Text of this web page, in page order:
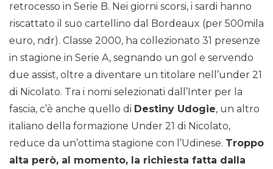
retrocesso in Serie B. Nei giorni scorsi, i sardi hanno
riscattato il suo cartellino dal Bordeaux (per 500mila
euro, ndr). Classe 2000, ha collezionato 31 presenze
in stagione in Serie A, segnando un gol e servendo
due assist, oltre a diventare un titolare nell’under 21
di Nicolato. Tra i nomi selezionati dall’Inter per la
fascia, c’è anche quello di Destiny Udogie, un altro
italiano della formazione Under 21 di Nicolato,
reduce da un’ottima stagione con l’Udinese. Troppo
alta però, al momento, la richiesta fatta dalla